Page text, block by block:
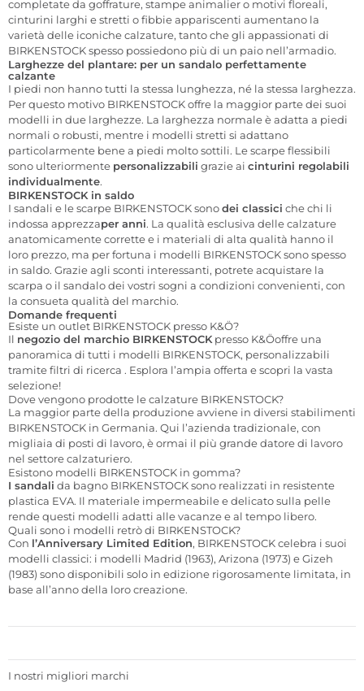
completate da goffrature, stampe animalier o motivi floreali,
cinturini larghi e stretti o fibbie appariscenti aumentano la
varietà delle iconiche calzature, tanto che gli appassionati di
BIRKENSTOCK spesso possiedono più di un paio nell’armadio.
Larghezze del plantare: per un sandalo perfettamente
calzante
I piedi non hanno tutti la stessa lunghezza, né la stessa larghezza.
Per questo motivo BIRKENSTOCK offre la maggior parte dei suoi
modelli in due larghezze. La larghezza normale è adatta a piedi
normali o robusti, mentre i modelli stretti si adattano
particolarmente bene a piedi molto sottili. Le scarpe flessibili
sono ulteriormente personalizzabili grazie ai cinturini regolabili
individualmente.
BIRKENSTOCK in saldo
I sandali e le scarpe BIRKENSTOCK sonodei classici che chi li
indossa apprezzaper anni. La qualità esclusiva delle calzature
anatomicamente corrette e i materiali di alta qualità hanno il
loro prezzo, ma per fortuna i modelli BIRKENSTOCK sono spesso
in saldo. Grazie agli sconti interessanti, potrete acquistare la
scarpa o il sandalo dei vostri sogni a condizioni convenienti, con
la consueta qualità del marchio.
Domande frequenti
Esiste un outlet BIRKENSTOCK presso K&Ö?
Il negozio del marchio BIRKENSTOCKpresso K&Öoffre una
panoramica di tutti i modelli BIRKENSTOCK, personalizzabili
tramite filtri di ricerca . Esplora l’ampia offerta e scopri la vasta
selezione!
Dove vengono prodotte le calzature BIRKENSTOCK?
La maggior parte della produzione avviene in diversi stabilimenti
BIRKENSTOCK in Germania. Qui l’azienda tradizionale, con
migliaia di posti di lavoro, è ormai il più grande datore di lavoro
nel settore calzaturiero.
Esistono modelli BIRKENSTOCK in gomma?
I sandali da bagno BIRKENSTOCK sono realizzati in resistente
plastica EVA. Il materiale impermeabile e delicato sulla pelle
rende questi modelli adatti alle vacanze e al tempo libero.
Quali sono i modelli retrò di BIRKENSTOCK?
Con l’Anniversary Limited Edition, BIRKENSTOCK celebra i suoi
modelli classici: i modelli Madrid (1963), Arizona (1973) e Gizeh
(1983) sono disponibili solo in edizione rigorosamente limitata, in
base all’anno della loro creazione.
I nostri migliori marchi